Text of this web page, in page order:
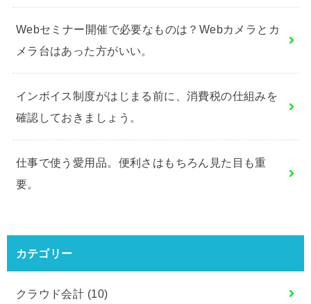
Webセミナー開催で必要なものは？Webカメラとカ
メラ台はあった方がいい。
インボイス制度がはじまる前に、消費税の仕組みを
確認しておきましょう。
仕事で使う愛用品。便利さはもちろん見た目も重
要。
カテゴリー
クラウド会計 (10)